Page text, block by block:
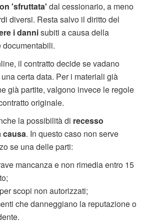
'sfruttata' dal cessionario, a meno
diversi. Resta salvo il diritto del
i dannisubiti a causa della
documentabili.
il contratto decide se vadano
certa data. Per i materiali già
già partite, valgono invece le regole
originale.
la possibilità di recesso
causa. In questo caso non serve
se una delle parti:
mancanza e non rimedia entro 15
scopi non autorizzati;
che danneggiano la reputazione o